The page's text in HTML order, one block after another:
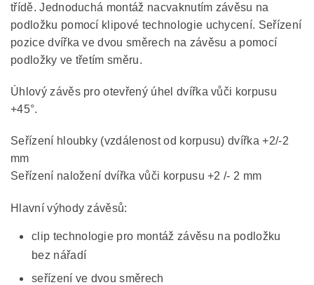
třídě. Jednoduchá montáž nacvaknutím závěsu na
podložku pomocí klipové technologie uchycení. Seřízení
pozice dvířka ve dvou směrech na závěsu a pomocí
podložky ve třetím směru.
Úhlový závěs pro otevřený úhel dvířka vůči korpusu
+45°.
Seřízení hloubky (vzdálenost od korpusu) dvířka +2/-2
mm
Seřízení naložení dvířka vůči korpusu +2 /- 2 mm
Hlavní výhody závěsů:
clip technologie pro montáž závěsu na podložku
bez nářadí
seřízení ve dvou směrech